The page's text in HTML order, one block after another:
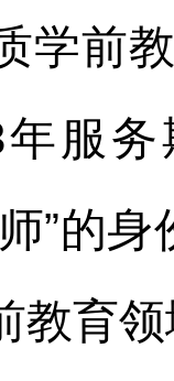
学前
服
”的
教育